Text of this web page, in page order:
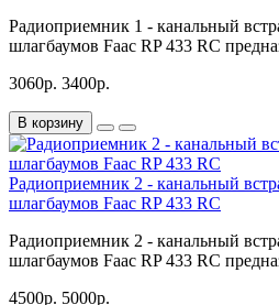
Радиоприемник 1 - канальный
шлагбаумов Faac RP 433 RC
3060р. 3400р.
В корзину
Радиоприемник 2 - канальный
шлагбаумов Faac RP 433 RC
Радиоприемник 2 - канальный
шлагбаумов Faac RP 433 RC
4500р. 5000р.